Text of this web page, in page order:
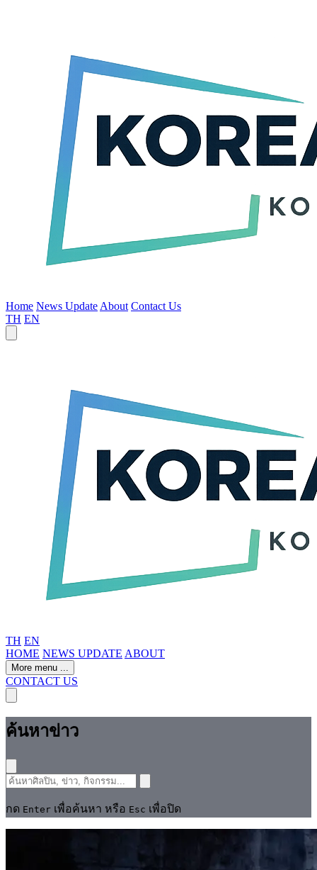
Home News Update About Contact Us
TH EN
TH EN
HOME NEWS UPDATE ABOUT
More menu ...
CONTACT US
ค้นหาข่าว
กด Enter เพื่อค้นหา หรือ Esc เพื่อปิด